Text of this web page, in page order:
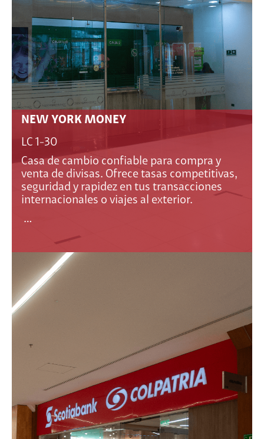
NEW YORK MONEY
LC 1-30
Casa de cambio confiable para compra y
venta de divisas. Ofrece tasas competitivas,
seguridad y rapidez en tus transacciones
internacionales o viajes al exterior.
…